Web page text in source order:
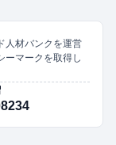
人材バンクを運営
ーマークを取得し